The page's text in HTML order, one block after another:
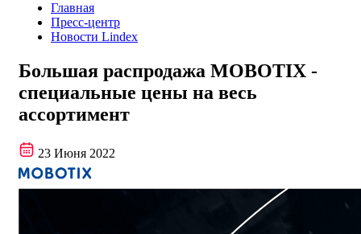
Главная
Пресс-центр
Новости Lindex
Большая распродажа MOBOTIX -
специальные цены на весь
ассортимент
23 Июня 2022